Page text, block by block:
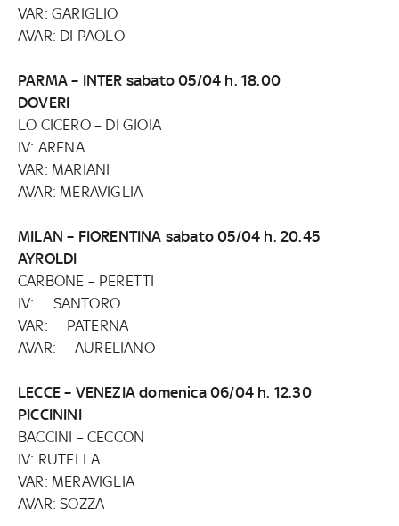
VAR: GARIGLIO
AVAR: DI PAOLO
PARMA – INTER sabato 05/04 h. 18.00
DOVERI
LO CICERO – DI GIOIA
IV: ARENA
VAR: MARIANI
AVAR: MERAVIGLIA
MILAN – FIORENTINA sabato 05/04 h. 20.45
AYROLDI
CARBONE – PERETTI
IV: SANTORO
VAR: PATERNA
AVAR: AURELIANO
LECCE – VENEZIA domenica 06/04 h. 12.30
PICCININI
BACCINI – CECCON
IV: RUTELLA
VAR: MERAVIGLIA
AVAR: SOZZA